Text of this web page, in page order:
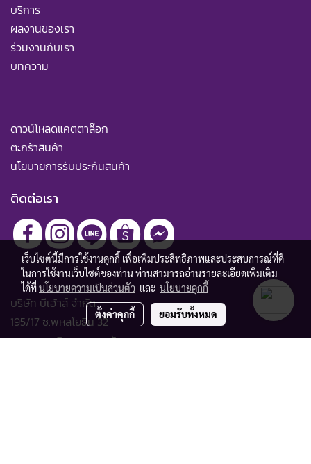
บริการ
ผลงานของเรา
ร่วมงานกับเรา
บทความ
ดาวน์โหลดแคตตาล๊อก
ตะกร้าสินค้า
นโยบายการรับประกันสินค้า
ติดต่อเรา
บริษัท บีเฮ้าส์ จำกัด
195/17 ซ.พหลโยธิน 32
แขวงเสนานิคม เขตจตุจักร
เว็บไซต์นี้มีการใช้งานคุกกี้ เพื่อเพิ่มประสิทธิภาพและประสบการณ์ที่ดี
ในการใช้งานเว็บไซต์ของท่าน ท่านสามารถอ่านรายละเอียดเพิ่มเติม
ได้ที่นโยบายความเป็นส่วนตัว และ นโยบายคุกกี้
ตั้งค่าคุกกี้ ยอมรับทั้งหมด